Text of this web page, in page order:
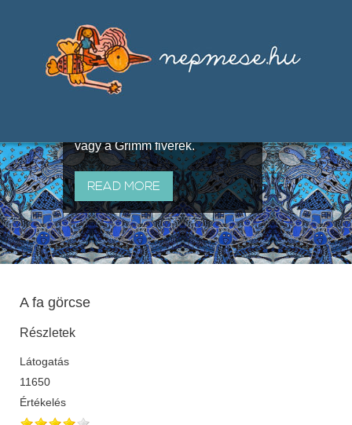
útján terjedő elbeszélésekből,
melyeket olyan ismert gyűjtők
állítottak össze, mint Benedek
vagy a Grimm fivérek.
READ MORE
A fa görcse
Részletek
Látogatás
11650
Értékelés